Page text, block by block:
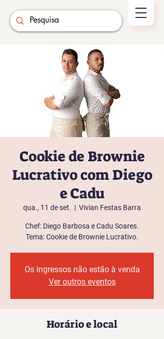
Cookie de Brownie
Lucrativo com Diego
e Cadu
qua., 11 de set.
  |
Vivian Festas Barra
Chef: Diego Barbosa e Cadu Soares.
Tema: Cookie de Brownie Lucrativo.
Os ingressos não estão à venda
Ver outros eventos
Horário e local